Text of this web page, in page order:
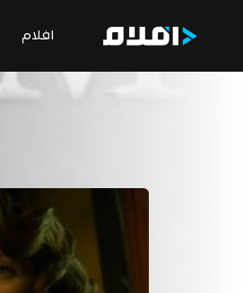
افلام